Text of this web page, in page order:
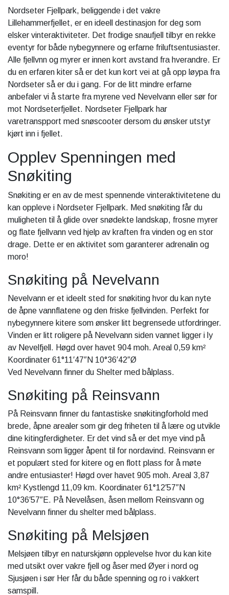
Nordseter Fjellpark, beliggende i det vakre
Lillehammerfjellet, er en ideell destinasjon for deg som
elsker vinteraktiviteter. Det frodige snaufjell tilbyr en rekke
eventyr for både nybegynnere og erfarne friluftsentusiaster.
Alle fjellvnn og myrer er innen kort avstand fra hverandre. Er
du en erfaren kiter så er det kun kort vei at gå opp løypa fra
Nordseter så er du i gang. For de litt mindre erfarne
anbefaler vi å starte fra myrene ved Nevelvann eller sør for
mot Nordseterfjellet. Nordseter Fjellpark har
varetranspport med snøscooter dersom du ønsker utstyr
kjørt inn i fjellet.
Opplev Spenningen med
Snøkiting
Snøkiting er en av de mest spennende vinteraktivitetene du
kan oppleve i Nordseter Fjellpark. Med snøkiting får du
muligheten til å glide over snødekte landskap, frosne myrer
og flate fjellvann ved hjelp av kraften fra vinden og en stor
drage. Dette er en aktivitet som garanterer adrenalin og
moro!
Snøkiting på Nevelvann
Nevelvann er et ideelt sted for snøkiting hvor du kan nyte
de åpne vannflatene og den friske fjellvinden. Perfekt for
nybegynnere kitere som ønsker litt begrensede utfordringer.
Vinden er litt roligere på Nevelvann siden vannet ligger i ly
av Nevelfjell. Høgd over havet 904 moh. Areal 0,59 km²
Koordinater 61°11′47″N 10°36′42″Ø
Ved Nevelvann finner du Shelter med bålplass.
Snøkiting på Reinsvann
På Reinsvann finner du fantastiske snøkitingforhold med
brede, åpne arealer som gir deg friheten til å lære og utvikle
dine kitingferdigheter. Er det vind så er det mye vind på
Reinsvann som ligger åpent til for nordavind. Reinsvann er
et populært sted for kitere og en flott plass for å møte
andre entusiaster! Høgd over havet 905 moh. Areal 3,87
km² Kystlengd 11,09 km. Koordinater 61°12′57″N
10°36′57″E. På Nevelåsen, åsen mellom Reinsvann og
Nevelvann finner du shelter med bålplass.
Snøkiting på Melsjøen
Melsjøen tilbyr en naturskjønn opplevelse hvor du kan kite
med utsikt over vakre fjell og åser med Øyer i nord og
Sjusjøen i sør Her får du både spenning og ro i vakkert
samspill.